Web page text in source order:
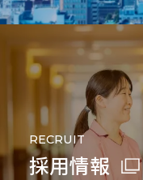
RECRUIT
採用情報